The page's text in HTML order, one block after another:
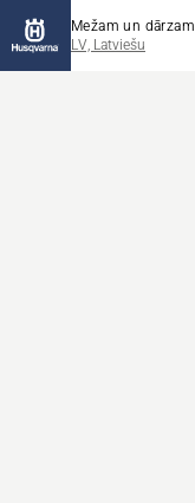
Mežam un dārzam
LV, Latviešu